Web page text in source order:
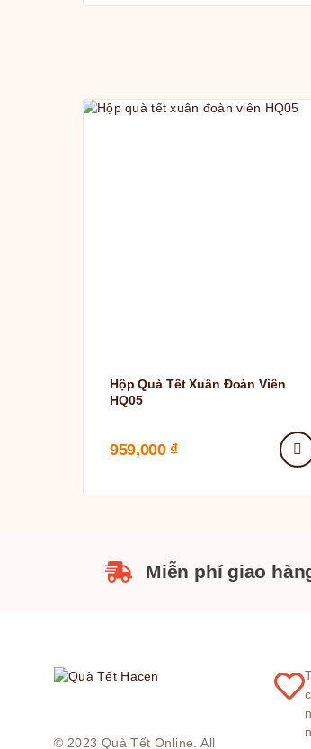
Hộp Quà Tết Xuân Đoàn Viên
HQ05
959,000 ₫
Miễn phí giao
© 2023 Quà Tết Online . All